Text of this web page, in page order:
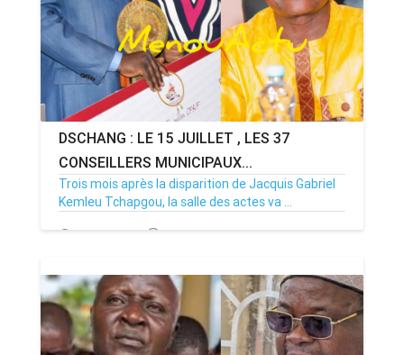
DSCHANG : LE 15 JUILLET , LES 37
CONSEILLERS MUNICIPAUX...
Trois mois après la disparition de Jacquis Gabriel
Kemleu Tchapgou, la salle des actes va ...
13/07/26 Par MenouActu 0